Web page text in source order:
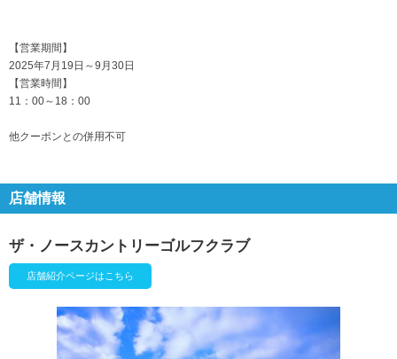
【営業期間】
2025年7月19日～9月30日
【営業時間】
11：00～18：00
他クーポンとの併用不可
店舗情報
ザ・ノースカントリーゴルフクラブ
店舗紹介ページはこちら